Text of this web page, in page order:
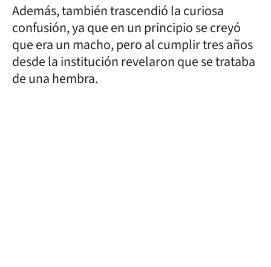
Además, también trascendió la curiosa
confusión, ya que en un principio se creyó
que era un macho, pero al cumplir tres años
desde la institución revelaron que se trataba
de una hembra.